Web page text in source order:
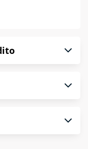
generas el
a